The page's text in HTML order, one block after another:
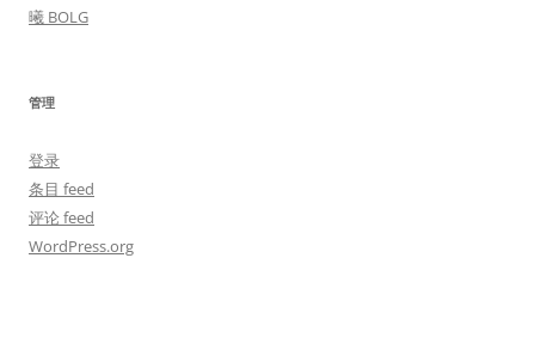
曦 BOLG
管理
登录
条目 feed
评论 feed
WordPress.org